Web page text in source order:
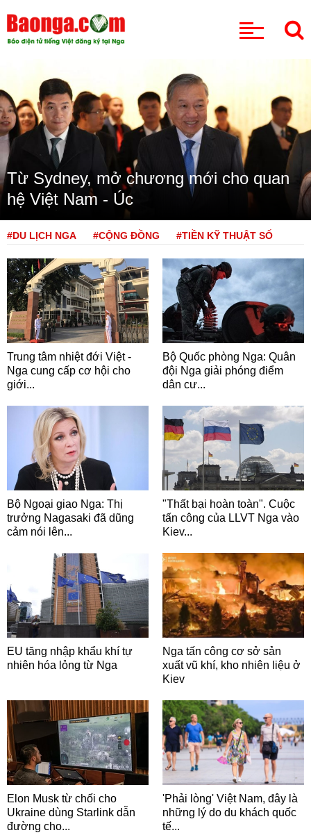
Từ Sydney, mở chương mới cho quan
hệ Việt Nam - Úc
#DU LỊCH NGA #CỘNG ĐỒNG #TIỀN KỸ THUẬT SỐ
Trung tâm nhiệt đới Việt -
Nga cung cấp cơ hội cho
giới...
Bộ Quốc phòng Nga: Quân
đội Nga giải phóng điểm
dân cư...
Bộ Ngoại giao Nga: Thị
trưởng Nagasaki đã dũng
cảm nói lên...
"Thất bại hoàn toàn". Cuộc
tấn công của LLVT Nga vào
Kiev...
EU tăng nhập khẩu khí tự
nhiên hóa lỏng từ Nga
Nga tấn công cơ sở sản
xuất vũ khí, kho nhiên liệu ở
Kiev
Elon Musk từ chối cho
Ukraine dùng Starlink dẫn
đường cho...
'Phải lòng' Việt Nam, đây là
những lý do du khách quốc
tế...